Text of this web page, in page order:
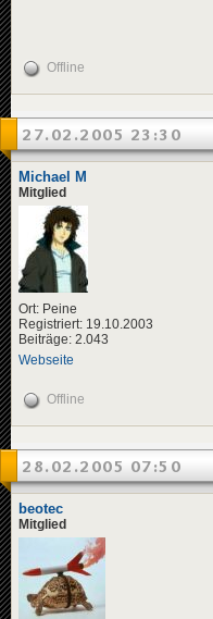
Offline
27.02.2005 23:30
Michael M
Mitglied
Ort: Peine
Registriert: 19.10.2003
Beiträge: 2.043
Webseite
Offline
28.02.2005 07:50
beotec
Mitglied